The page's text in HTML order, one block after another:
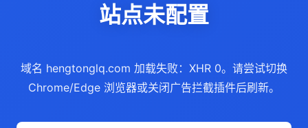
站点未配置
域名 hengtonglq.com 加载失败：XHR 0。请尝试切换
Chrome/Edge 浏览器或关闭广告拦截插件后刷新。